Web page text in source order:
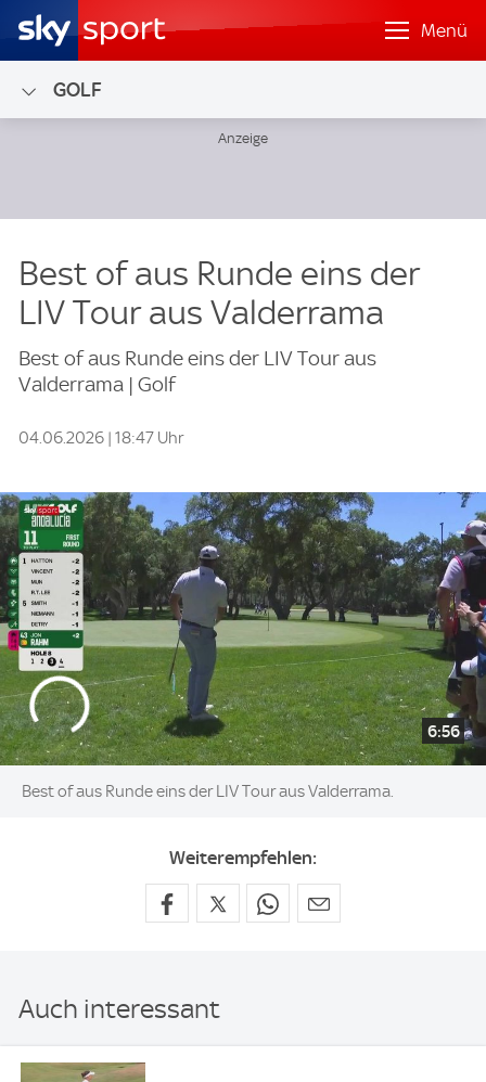
Menü
GOLF
Best of aus Runde eins der
LIV Tour aus Valderrama
Best of aus Runde eins der LIV Tour aus
Valderrama | Golf
04.06.2026 | 18:47 Uhr
6:56
Best of aus Runde eins der LIV Tour aus Valderrama.
Weiterempfehlen:
Auch interessant